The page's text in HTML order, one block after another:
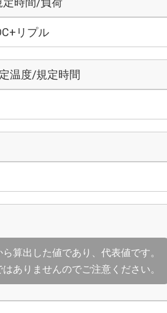
リプル
温度/規定時間
算出した値であり、代表値です。
ありませんのでご注意ください。